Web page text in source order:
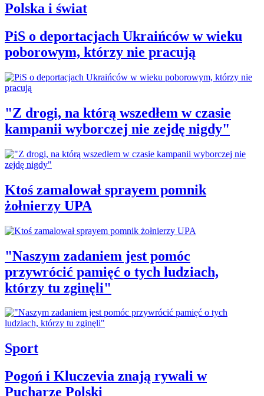
Polska i świat
PiS o deportacjach Ukraińców w wieku
poborowym, którzy nie pracują
"Z drogi, na którą wszedłem w czasie
kampanii wyborczej nie zejdę nigdy"
Ktoś zamalował sprayem pomnik
żołnierzy UPA
"Naszym zadaniem jest pomóc
przywrócić pamięć o tych ludziach,
którzy tu zginęli"
Sport
Pogoń i Kluczevia znają rywali w
Pucharze Polski